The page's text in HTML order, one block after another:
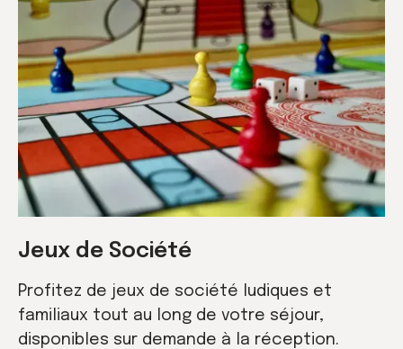
Jeux de Société
Profitez de jeux de société ludiques et
familiaux tout au long de votre séjour,
disponibles sur demande à la réception.